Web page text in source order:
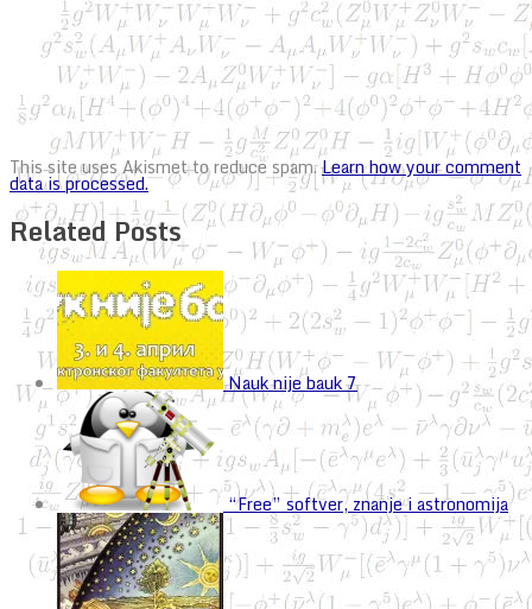
This site uses Akismet to reduce spam.Learn how your comment
data is processed.
Related Posts
Nauk nije bauk 7
“Free” softver, znanje i astronomija